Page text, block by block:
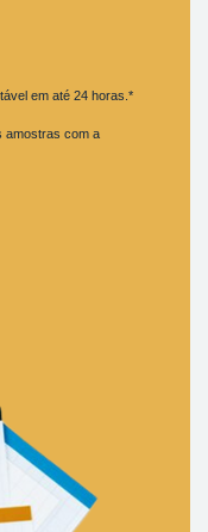
em até 24 horas.*
amostras com a